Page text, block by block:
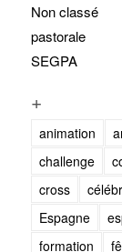
Non classé
pastorale
SEGPA
+
animation
challenge
cross
Espagne
formation